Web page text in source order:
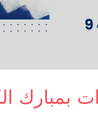
بمبارك